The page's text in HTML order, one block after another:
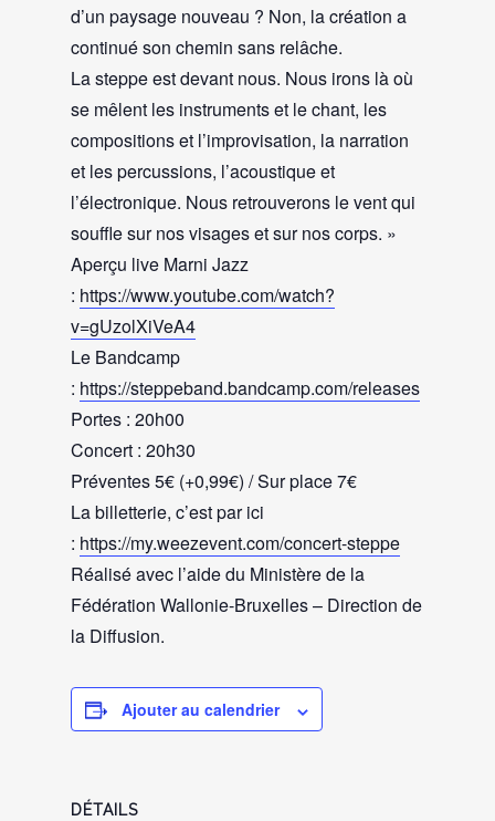
d’un paysage nouveau ? Non, la création a
continué son chemin sans relâche.
La steppe est devant nous. Nous irons là où
se mêlent les instruments et le chant, les
compositions et l’improvisation, la narration
et les percussions, l’acoustique et
l’électronique. Nous retrouverons le vent qui
souffle sur nos visages et sur nos corps. »
Aperçu live Marni Jazz
: https://www.youtube.com/watch?
v=gUzolXiVeA4
Le Bandcamp
: https://steppeband.bandcamp.com/releases
Portes : 20h00
Concert : 20h30
Préventes 5€ (+0,99€) / Sur place 7€
La billetterie, c’est par ici
: https://my.weezevent.com/concert-steppe
Réalisé avec l’aide du Ministère de la
Fédération Wallonie-Bruxelles – Direction de
la Diffusion.
Ajouter au calendrier
DÉTAILS